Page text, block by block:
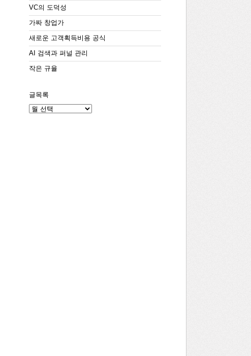
VC의 도덕성
가짜 창업가
새로운 고객획득비용 공식
AI 검색과 퍼널 관리
작은 규율
글목록
글